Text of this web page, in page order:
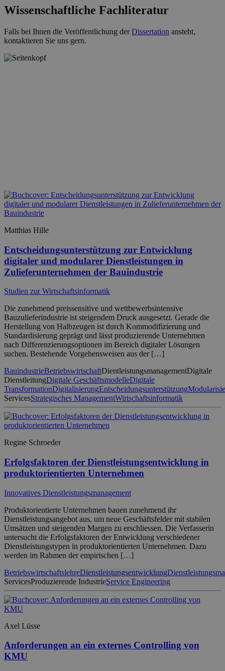
Wissenschaftliche Fachliteratur
Falls bei Ihnen die Veröffentlichung derDissertation ansteht,
kontaktieren Sie uns gern.
Matthias Hille
Entscheidungsunterstützung zur Entwicklung
digitaler und modularer Dienstleistungen in
Zulieferunternehmen der Bauindustrie
Studien zur Wirtschaftsinformatik
Die zunehmend preissensitive und wettbewerbsintensive
Bauzulieferindustrie ist steigendem Druck ausgesetzt. Gerade die
Herstellung von Halbzeugen ist durch Kommodifizierung und
Standardisierung geprägt und lässt produzierende Unternehmen
nach Differenzierungsoptionen im Bereich digitaler Lösungen
suchen. Bestehende Vorgehensweisen aus der […]
BauindustrieBetriebswirtschaftDientleistungsmanagementDigitale
DienstleitungDigitale GeschäftsmodelleDigitale
TransformationDigitalisierungEntscheidungsunterstützung
ServicesStrategisches ManagementWirtschaftsinformatik
Regine Schroeder
Erfolgsfaktoren der Dienstleistungsentwicklung in
produktorientierten Unternehmen
Innovatives Dienstleistungsmanagement
Produktorientierte Unternehmen bauen zunehmend ihr
Dienstleistungsangebot aus, um neue Geschäftsfelder mit stabilen
Umsätzen und steigenden Margen zu erschliessen. Die Verfasserin
untersucht die Erfolgsfaktoren der Entwicklung verschiedener
Dienstleistungstypen in produktorientierten Unternehmen. Dazu
werden im Rahmen der empirischen […]
BetriebswirtschaftslehreDienstleistungsentwicklung
ServicesProduzierende IndustrieService Engineering
Axel Lüsse
Anforderungen an ein externes Controlling von
KMU